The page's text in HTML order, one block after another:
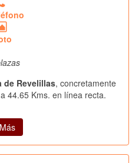
de Revelillas, concretamente
44.65 Kms. en línea recta.